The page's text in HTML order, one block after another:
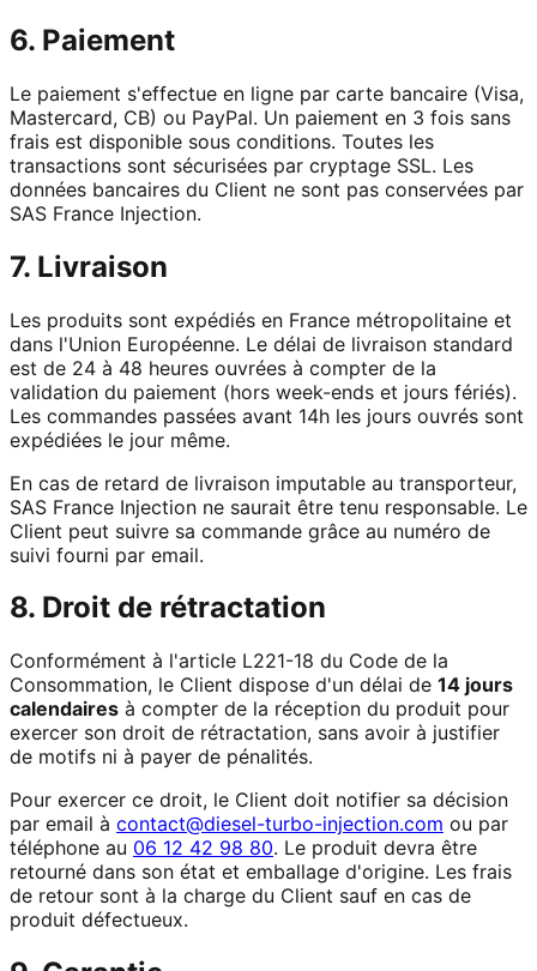
6. Paiement
Le paiement s'effectue en ligne par carte bancaire (Visa,
Mastercard, CB) ou PayPal. Un paiement en 3 fois sans
frais est disponible sous conditions. Toutes les
transactions sont sécurisées par cryptage SSL. Les
données bancaires du Client ne sont pas conservées par
SAS France Injection.
7. Livraison
Les produits sont expédiés en France métropolitaine et
dans l'Union Européenne. Le délai de livraison standard
est de 24 à 48 heures ouvrées à compter de la
validation du paiement (hors week-ends et jours fériés).
Les commandes passées avant 14h les jours ouvrés sont
expédiées le jour même.
En cas de retard de livraison imputable au transporteur,
SAS France Injection ne saurait être tenu responsable. Le
Client peut suivre sa commande grâce au numéro de
suivi fourni par email.
8. Droit de rétractation
Conformément à l'article L221-18 du Code de la
Consommation, le Client dispose d'un délai de 14 jours
calendaires à compter de la réception du produit pour
exercer son droit de rétractation, sans avoir à justifier
de motifs ni à payer de pénalités.
Pour exercer ce droit, le Client doit notifier sa décision
par email à contact@diesel-turbo-injection.com ou par
téléphone au 06 12 42 98 80. Le produit devra être
retourné dans son état et emballage d'origine. Les frais
de retour sont à la charge du Client sauf en cas de
produit défectueux.